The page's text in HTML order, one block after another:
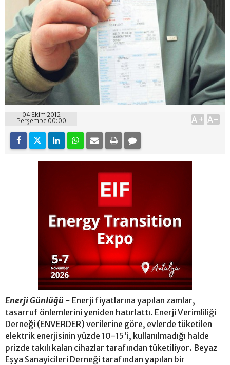
04 Ekim 2012
Perşembe 00:00
A+ A-
Enerji Günlüğü - Enerji fiyatlarına yapılan zamlar,
tasarruf önlemlerini yeniden hatırlattı. Enerji Verimliliği
Derneği (ENVERDER) verilerine göre, evlerde tüketilen
elektrik enerjisinin yüzde 10-15'i, kullanılmadığı halde
prizde takılı kalan cihazlar tarafından tüketiliyor. Beyaz
Eşya Sanayicileri Derneği tarafından yapılan bir